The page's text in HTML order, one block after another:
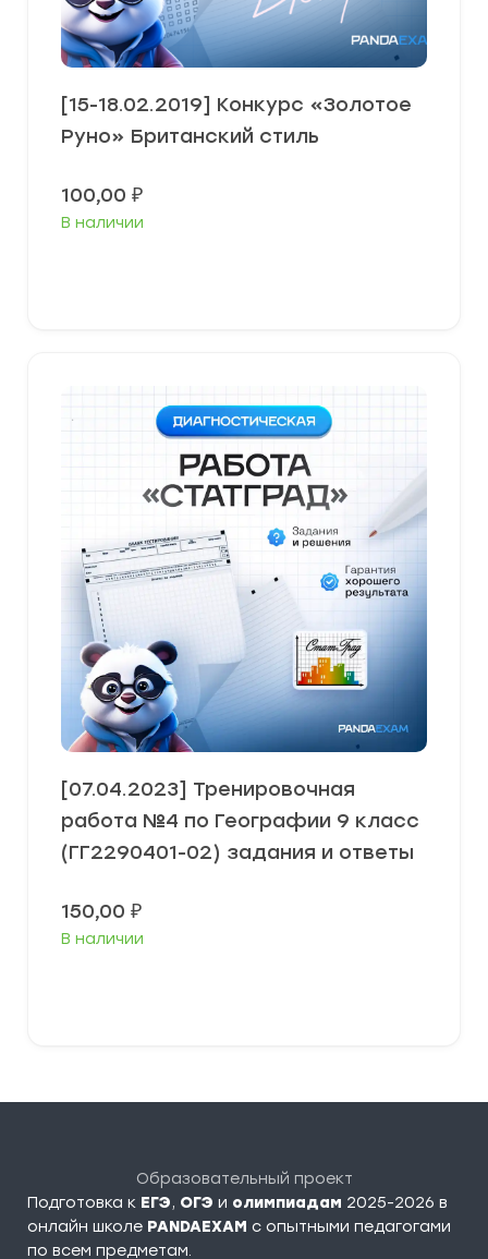
[15-18.02.2019] Конкурс «Золотое
Руно» Британский стиль
100,00 ₽
В наличии
[07.04.2023] Тренировочная
работа №4 по Географии 9 класс
(ГГ2290401-02) задания и ответы
150,00 ₽
В наличии
Образовательный проект
Подготовка к ЕГЭ, ОГЭ и олимпиадам 2025-2026 в
онлайн школе PANDAEXAM c опытными педагогами
по всем предметам.